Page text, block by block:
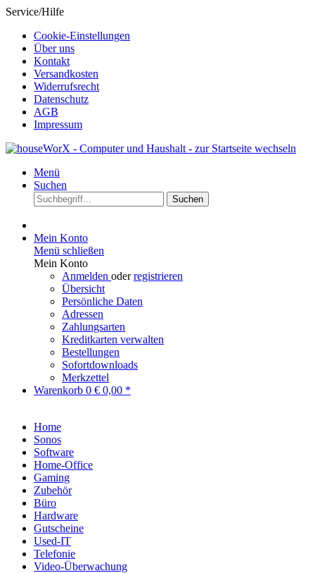
Service/Hilfe
Cookie-Einstellungen
Über uns
Kontakt
Versandkosten
Widerrufsrecht
Datenschutz
AGB
Impressum
Menü
Suchen
Suchen
Mein Konto
Menü schließen
Mein Konto
Anmelden oderregistrieren
Übersicht
Persönliche Daten
Adressen
Zahlungsarten
Kreditkarten verwalten
Bestellungen
Sofortdownloads
Merkzettel
Warenkorb 0 € 0,00 *
Home
Sonos
Software
Home-Office
Gaming
Zubehör
Büro
Hardware
Gutscheine
Used-IT
Telefonie
Video-Überwachung